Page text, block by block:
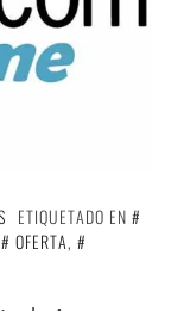
ETIQUETADO EN
OFERTA,